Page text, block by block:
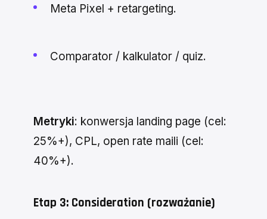
Meta Pixel + retargeting.
Comparator / kalkulator / quiz.
Metryki: konwersja landing page (cel:
25%+), CPL, open rate maili (cel:
40%+).
Etap 3: Consideration (rozważanie)